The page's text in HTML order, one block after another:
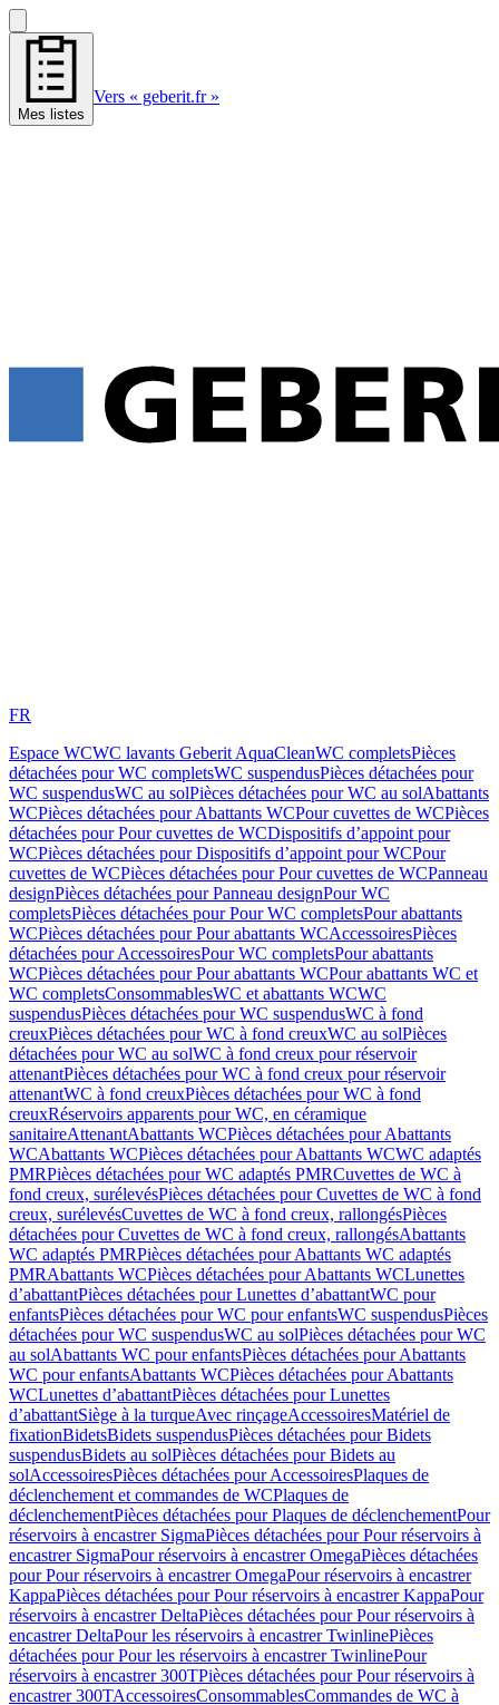
Mes listes
Vers « geberit.fr »
FR
Espace WCWC lavants Geberit AquaCleanWC completsPièces
détachées pour WC completsWC suspendusPièces détachées pour
WC suspendusWC au solPièces détachées pour WC au solAbattants
WCPièces détachées pour Abattants WCPour cuvettes de WCPièces
détachées pour Pour cuvettes de WCDispositifs d’appoint pour
WCPièces détachées pour Dispositifs d’appoint pour WCPour
cuvettes de WCPièces détachées pour Pour cuvettes de WCPanneau
designPièces détachées pour Panneau designPour WC
completsPièces détachées pour Pour WC completsPour abattants
WCPièces détachées pour Pour abattants WCAccessoiresPièces
détachées pour AccessoiresPour WC completsPour abattants
WCPièces détachées pour Pour abattants WCPour abattants WC et
WC completsConsommablesWC et abattants WCWC
suspendusPièces détachées pour WC suspendusWC à fond
creuxPièces détachées pour WC à fond creuxWC au solPièces
détachées pour WC au solWC à fond creux pour réservoir
attenantPièces détachées pour WC à fond creux pour réservoir
attenantWC à fond creuxPièces détachées pour WC à fond
creuxRéservoirs apparents pour WC, en céramique
sanitaireAttenantAbattants WCPièces détachées pour Abattants
WCAbattants WCPièces détachées pour Abattants WCWC adaptés
PMRPièces détachées pour WC adaptés PMRCuvettes de WC à
fond creux, surélevésPièces détachées pour Cuvettes de WC à fond
creux, surélevésCuvettes de WC à fond creux, rallongésPièces
détachées pour Cuvettes de WC à fond creux, rallongésAbattants
WC adaptés PMRPièces détachées pour Abattants WC adaptés
PMRAbattants WCPièces détachées pour Abattants WCLunettes
d’abattantPièces détachées pour Lunettes d’abattantWC pour
enfantsPièces détachées pour WC pour enfantsWC suspendusPièces
détachées pour WC suspendusWC au solPièces détachées pour WC
au solAbattants WC pour enfantsPièces détachées pour Abattants
WC pour enfantsAbattants WCPièces détachées pour Abattants
WCLunettes d’abattantPièces détachées pour Lunettes
d’abattantSiège à la turqueAvec rinçageAccessoiresMatériel de
fixationBidetsBidets suspendusPièces détachées pour Bidets
suspendusBidets au solPièces détachées pour Bidets au
solAccessoiresPièces détachées pour AccessoiresPlaques de
déclenchement et commandes de WCPlaques de
déclenchementPièces détachées pour Plaques de déclenchementPour
réservoirs à encastrer SigmaPièces détachées pour Pour réservoirs à
encastrer SigmaPour réservoirs à encastrer OmegaPièces détachées
pour Pour réservoirs à encastrer OmegaPour réservoirs à encastrer
KappaPièces détachées pour Pour réservoirs à encastrer KappaPour
réservoirs à encastrer DeltaPièces détachées pour Pour réservoirs à
encastrer DeltaPour les réservoirs à encastrer TwinlinePièces
détachées pour Pour les réservoirs à encastrer TwinlinePour
réservoirs à encastrer 300TPièces détachées pour Pour réservoirs à
encastrer 300TAccessoiresConsommablesCommandes de WC à